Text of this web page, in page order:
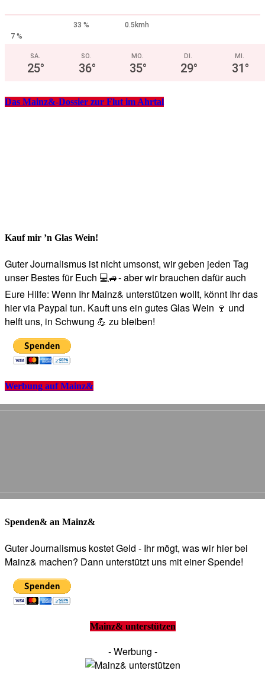
33 %
0.5kmh
7 %
SA.
25°
SO.
36°
MO.
35°
DI.
29°
MI.
31°
Das Mainz&-Dossier zur Flut im Ahrtal
Kauf mir ’n Glas Wein!
Guter Journalismus ist nicht umsonst, wir geben jeden Tag
unser Bestes für Euch 💻🚙- aber wir brauchen dafür auch
Eure Hilfe: Wenn Ihr Mainz& unterstützen wollt, könnt Ihr das
hier via Paypal tun. Kauft uns ein gutes Glas Wein 🍷 und
helft uns, in Schwung 💪 zu bleiben!
Werbung auf Mainz&
Spenden& an Mainz&
Guter Journalismus kostet Geld - Ihr mögt, was wir hier bei
Mainz& machen? Dann unterstützt uns mit einer Spende!
Mainz& unterstützen
- Werbung -